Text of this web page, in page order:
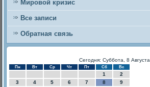
Мировой кризис
Все записи
Обратная связь
Сегодня: Суббота, 8 Августа
Пн Вт Ср Чт Пт Сб Вс
1
2
3
4 5 6 7 8
9